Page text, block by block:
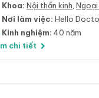
Khoa: Nội thần kinh, Ngoại
Nơi làm việc: Hello
Kinh nghiệm: 40 năm
chi tiết